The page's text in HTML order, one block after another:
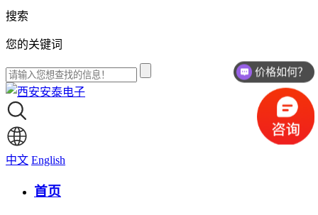
搜索
您的关键词
中文 English
首页
价格如何？